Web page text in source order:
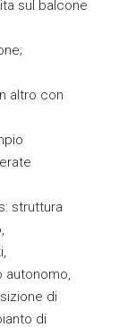
sul balcone
altro con
struttura
autonomo,
di
di